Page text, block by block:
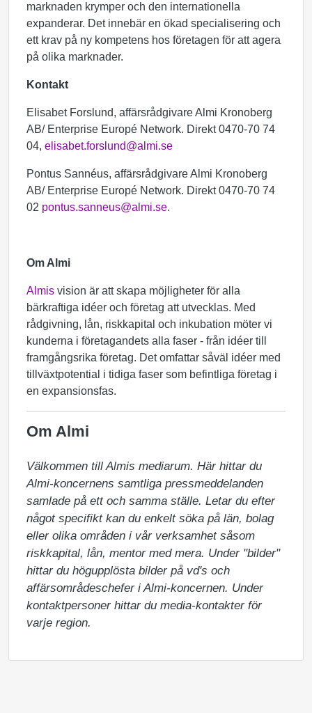
marknaden krymper och den internationella
expanderar. Det innebär en ökad specialisering och
ett krav på ny kompetens hos företagen för att agera
på olika marknader.
Kontakt
Elisabet Forslund, affärsrådgivare Almi Kronoberg
AB/ Enterprise Europé Network. Direkt 0470-70 74
04, elisabet.forslund@almi.se
Pontus Sannéus, affärsrådgivare Almi Kronoberg
AB/ Enterprise Europé Network. Direkt 0470-70 74
02 pontus.sanneus@almi.se.
Om Almi
Almis vision är att skapa möjligheter för alla
bärkraftiga idéer och företag att utvecklas. Med
rådgivning, lån, riskkapital och inkubation möter vi
kunderna i företagandets alla faser - från idéer till
framgångsrika företag. Det omfattar såväl idéer med
tillväxtpotential i tidiga faser som befintliga företag i
en expansionsfas.
Om Almi
Välkommen till Almis mediarum. Här hittar du
Almi-koncernens samtliga pressmeddelanden
samlade på ett och samma ställe. Letar du efter
något specifikt kan du enkelt söka på län, bolag
eller olika områden i vår verksamhet såsom
riskkapital, lån, mentor med mera. Under "bilder"
hittar du högupplösta bilder på vd's och
affärsområdeschefer i Almi-koncernen. Under
kontaktpersoner hittar du media-kontakter för
varje region.